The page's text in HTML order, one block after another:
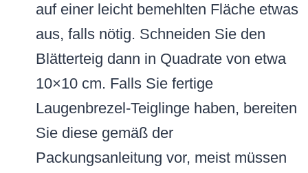
auf einer leicht bemehlten Fläche etwas
aus, falls nötig. Schneiden Sie den
Blätterteig dann in Quadrate von etwa
10×10 cm. Falls Sie fertige
Laugenbrezel-Teiglinge haben, bereiten
Sie diese gemäß der
Packungsanleitung vor, meist müssen